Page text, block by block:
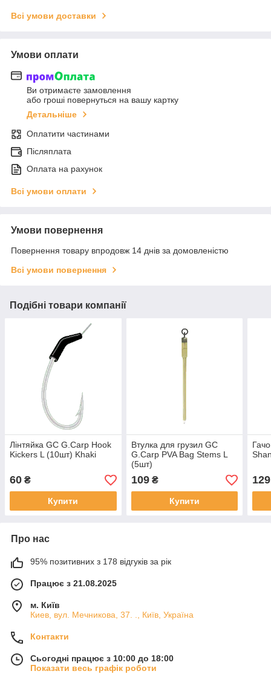
Всі умови доставки
Умови оплати
Ви отримаєте замовлення
або гроші повернуться на вашу картку
Детальніше
Оплатити частинами
Післяплата
Оплата на рахунок
Всі умови оплати
Умови повернення
Повернення товару впродовж 14 днів за домовленістю
Всі умови повернення
Подібні товари компанії
Лінтяйка GC G.Carp Hook
Kickers L (10шт) Khaki
60 ₴
Купити
Втулка для грузил GC
G.Carp PVA Bag Stems L
(5шт)
109₴
Купити
129
Про нас
95% позитивних з 178 відгуків за рік
Працює з 21.08.2025
м. Київ
Киев, вул. Мечникова, 37. ., Київ, Україна
Контакти
Сьогодні працює з 10:00 до 18:00
Показати весь графік роботи